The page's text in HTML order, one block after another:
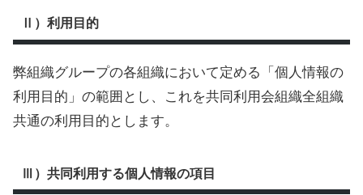
Ⅱ）利用目的
弊組織グループの各組織において定める「個人情報の
利用目的」の範囲とし、これを共同利用会組織全組織
共通の利用目的とします。
Ⅲ）共同利用する個人情報の項目